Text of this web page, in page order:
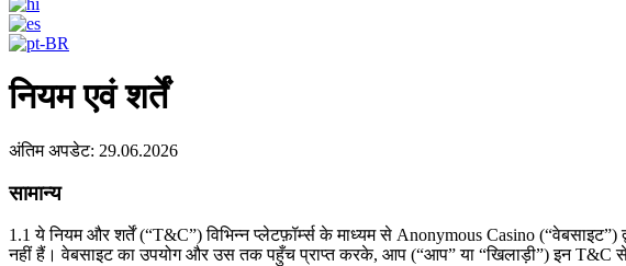
नियम एवं शर्तें
अंतिम अपडेट: 29.06.2026
सामान्य
1.1 ये नियम और शर्तें (“T&C”) विभिन्न प्लेटफ़ॉर्म्स के माध्यम से Anonymous Casino
नहीं हैं। वेबसाइट का उपयोग और उस तक पहुँच प्राप्त करके, आप (“आप” या “खिलाड़ी”) इन T&C